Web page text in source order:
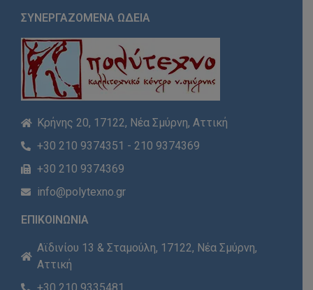
ΣΥΝΕΡΓΑΖΟΜΕΝΑ ΩΔΕΙΑ
Κρήνης 20, 17122, Νέα Σμύρνη, Αττική
+30 210 9374351 - 210 9374369
+30 210 9374369
info@polytexno.gr
ΕΠΙΚΟΙΝΩΝΙΑ
Αϊδινίου 13 & Σταμούλη, 17122, Νέα Σμύρνη,
Αττική